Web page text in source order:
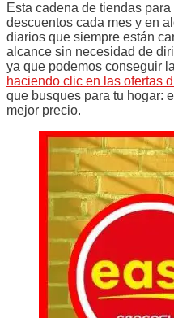
Esta cadena de tiendas
descuentos cada mes y en
diarios que siempre están
alcance sin necesidad de
ya que podemos conseguir
haciendo clic en las ofertas
que busques para tu hogar:
mejor precio.